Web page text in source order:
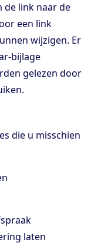
de link naar de
een link
wijzigen. Er
bijlage
gelezen door
die u misschien
laten